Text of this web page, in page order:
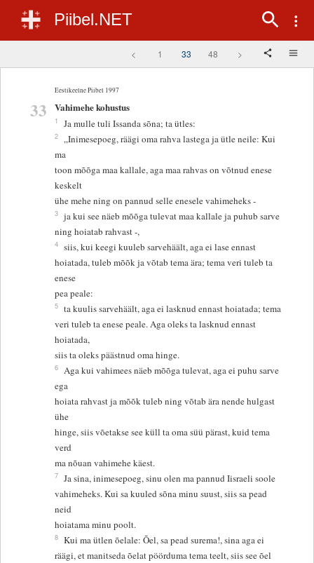
Piibel.NET
< 1 33 48 >
Eestikeelne Piibel 1997
33 Vahimehe kohustus
1 Ja mulle tuli Issanda sõna; ta ütles:
2 „Inimesepoeg, räägi oma rahva lastega ja ütle neile: Kui
ma
toon mõõga maa kallale, aga maa rahvas on võtnud enese
keskelt
ühe mehe ning on pannud selle enesele vahimeheks -
3 ja kui see näeb mõõga tulevat maa kallale ja puhub sarve
ning hoiatab rahvast -,
4 siis, kui keegi kuuleb sarvehäält, aga ei lase ennast
hoiatada, tuleb mõõk ja võtab tema ära; tema veri tuleb ta
enese
pea peale:
5 ta kuulis sarvehäält, aga ei lasknud ennast hoiatada; tema
veri tuleb ta enese peale. Aga oleks ta lasknud ennast
hoiatada,
siis ta oleks päästnud oma hinge.
6 Aga kui vahimees näeb mõõga tulevat, aga ei puhu sarve
ega
hoiata rahvast ja mõõk tuleb ning võtab ära nende hulgast
ühe
hinge, siis võetakse see küll ta oma süü pärast, kuid tema
verd
ma nõuan vahimehe käest.
7 Ja sina, inimesepoeg, sinu olen ma pannud Iisraeli soole
vahimeheks. Kui sa kuuled sõna minu suust, siis sa pead
neid
hoiatama minu poolt.
8 Kui ma ütlen õelale: Õel, sa pead surema!, sina aga ei
räägi, et manitseda õelat pöörduma tema teelt, siis see õel